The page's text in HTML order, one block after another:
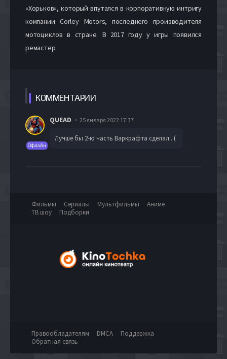
«Хорьков», который впутался в корпоративную интригу
компании Corley Motors, последнего производителя
мотоциклов в стране. В 2017 году у игры появился
ремастер.
КОММЕНТАРИИ
Офлайн
QUEAD 25 января 2022 17:37
Лучше бы 2-ю часть Варкрафта сделал.. (
Фильмы Сериалы Мультфильмы
Аниме
ТВ шоу
Подборки
Правообладателям DMCA
Поддержка
Обратная связь